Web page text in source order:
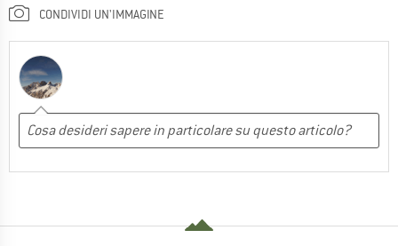
CONDIVIDI UN'IMMAGINE